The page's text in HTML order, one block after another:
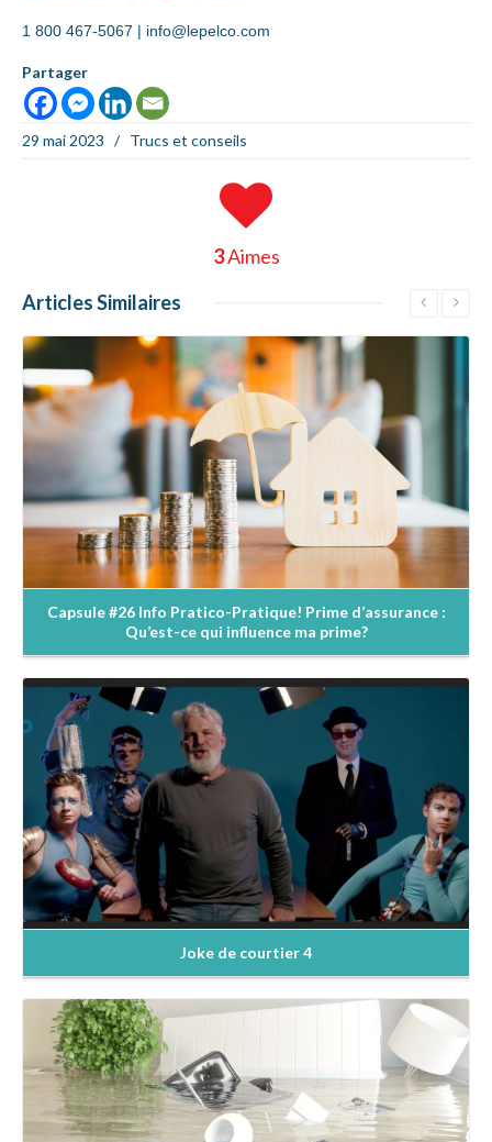
1 800 467-5067 | info@lepelco.com
Partager
29 mai 2023 / Trucs et conseils
3Aimes
ArticlesSimilaires
En savoir +
Capsule #26 Info Pratico-Pratique! Prime d’assurance :
Qu’est-ce qui influence ma prime?
En savoir +
Joke de courtier 4
En savoir +